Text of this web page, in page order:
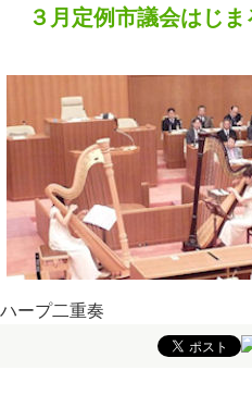
３月定例市議会はじま
ハープ二重奏